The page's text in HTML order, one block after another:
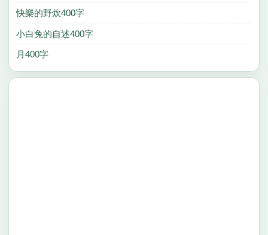
快樂的野炊400字
小白兔的自述400字
月400字